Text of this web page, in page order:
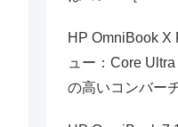
HP OmniBook X
ュー：Core
の高いコンバー